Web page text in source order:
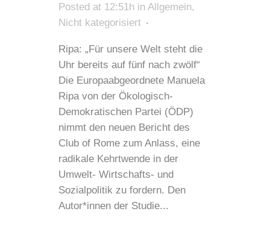
Posted at 12:51h in Allgemein,
Nicht kategorisiert
Ripa: „Für unsere Welt steht die
Uhr bereits auf fünf nach zwölf“
Die Europaabgeordnete Manuela
Ripa von der Ökologisch-
Demokratischen Partei (ÖDP)
nimmt den neuen Bericht des
Club of Rome zum Anlass, eine
radikale Kehrtwende in der
Umwelt- Wirtschafts- und
Sozialpolitik zu fordern. Den
Autor*innen der Studie...